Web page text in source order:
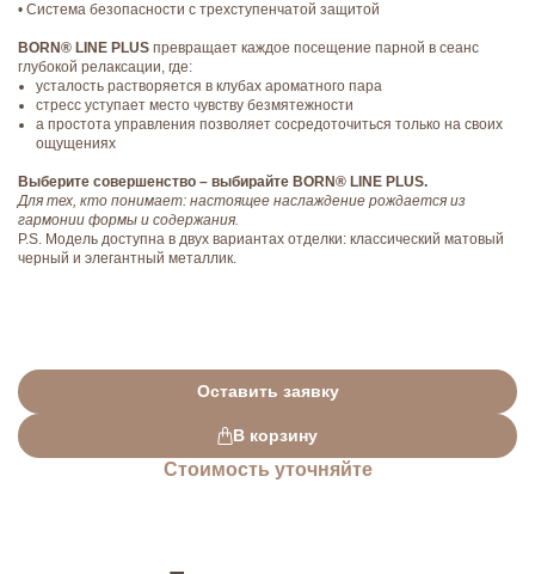
• Система безопасности с трехступенчатой защитой
BORN® LINE PLUS превращает каждое посещение парной в сеанс
глубокой релаксации, где:
усталость растворяется в клубах ароматного пара
стресс уступает место чувству безмятежности
а простота управления позволяет сосредоточиться только на своих
ощущениях
Выберите совершенство – выбирайте BORN® LINE PLUS.
Для тех, кто понимает: настоящее наслаждение рождается из
гармонии формы и содержания.
P.S. Модель доступна в двух вариантах отделки: классический матовый
черный и элегантный металлик.
Стоимость уточняйте
В корзину
Оставить заявку